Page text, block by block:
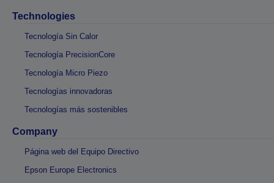
Technologies
Tecnología Sin Calor
Tecnología PrecisionCore
Tecnología Micro Piezo
Tecnologías innovadoras
Tecnologías más sostenibles
Company
Página web del Equipo Directivo
Epson Europe Electronics